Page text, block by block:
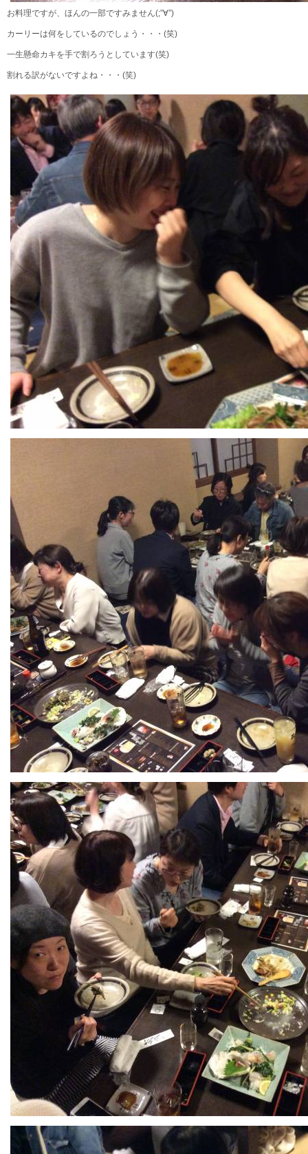
お料理ですが、ほんの一部ですみません(;”∀”)
カーリーは何をしているのでしょう・・・(笑)
一生懸命カキを手で割ろうとしています(笑)
割れる訳がないですよね・・・(笑)